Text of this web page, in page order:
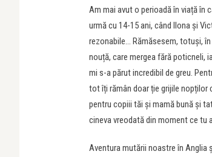
Am mai avut o perioadă în viață în
urmă cu 14-15 ani, când Ilona și
rezonabile… Rămăsesem, totuși,
nouță, care mergea fără poticneli,
mi s-a părut incredibil de greu.
tot îți rămân doar ție grijile nopților
pentru copiii tăi și mamă bună și
cineva vreodată din moment ce tu
Aventura mutării noastre în Anglia